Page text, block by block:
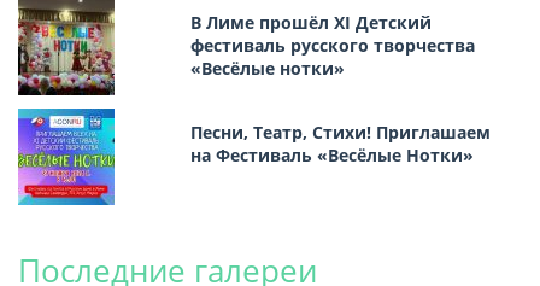
В Лиме прошёл XI Детский
фестиваль русского творчества
«Весёлые нотки»
Песни, Театр, Стихи! Приглашаем
на Фестиваль «Весёлые Нотки»
Последние галереи